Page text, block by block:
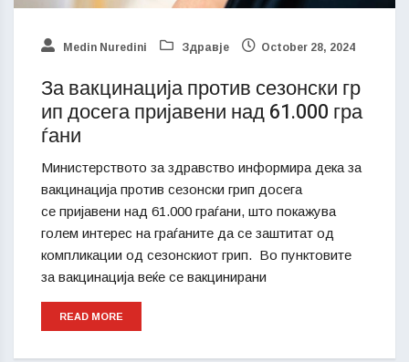
Medin Nuredini Здравје October 28, 2024
За вакцинација против сезонски гр
ип досега пријавени над 61.000 гра
ѓани
Министерството за здравство информира дека за
вакцинација против сезонски грип досега
се пријавени над 61.000 граѓани, што покажува
голем интерес на граѓаните да се заштитат од
компликации од сезонскиот грип. Во пунктовите
за вакцинација веќе се вакцинирани
READ MORE